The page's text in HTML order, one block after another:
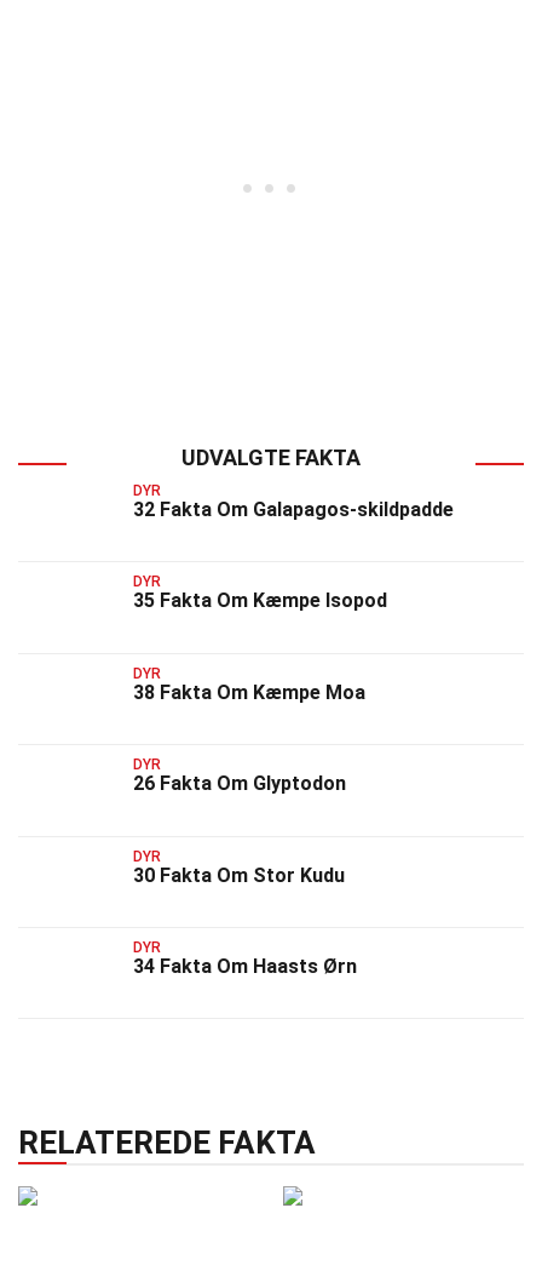
UDVALGTE FAKTA
DYR
32 Fakta Om Galapagos-skildpadde
DYR
35 Fakta Om Kæmpe Isopod
DYR
38 Fakta Om Kæmpe Moa
DYR
26 Fakta Om Glyptodon
DYR
30 Fakta Om Stor Kudu
DYR
34 Fakta Om Haasts Ørn
RELATEREDE FAKTA